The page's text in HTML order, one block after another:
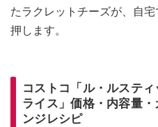
たラクレットチーズが、自
押します。
コストコ「ル・ルステ
ライス」価格・内容量
ンジレシピ